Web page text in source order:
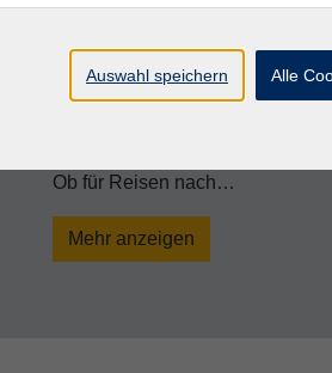
wie Deutsch, Englisch,
breite Palette an Sprachkursen
Unsere
Ob für Reisen nach…
Mehr anzeigen
Auswahl speichern Alle